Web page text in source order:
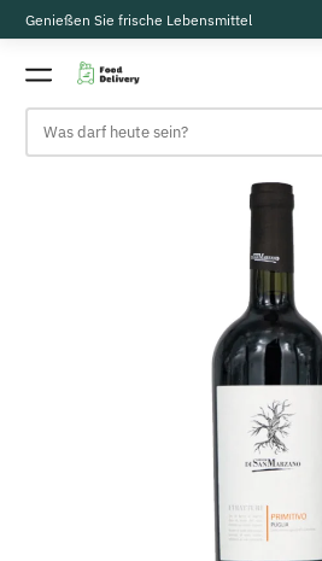
Genießen Sie frische Lebensmittel